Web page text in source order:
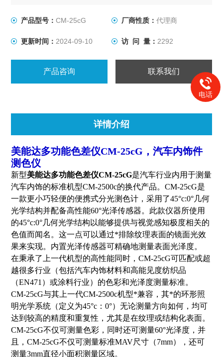
c/0度几何光学结构以能够提供与视觉感知极度相关的色彩
产品型号：CM-25cG 厂商性质： 代理商
更新时间： 2024-09-10 访 问 量： 2292
产品咨询 联系我们
详情介绍
美能达多功能色差仪CM-25cG ，汽车内饰件
测色仪
新型美能达多功能色差仪CM-25cG是汽车行业内用于测量
汽车内饰的标准机型CM-2500c的换代产品。CM-25cG是
一款更小巧轻便的便携式分光测色计，采用了45°c:0°几何
光学结构并配备高性能60°光泽传感器。此款仪器所使用
的45°c:0°几何光学结构以能够提供与视觉感知极度相关的
色值而闻名。这一点可以通过*排除纹理表面的镜面光效
果来实现。内置光泽传感器可精确地测量表面光泽度。
在秉承了上一代机型的高性能同时，CM-25cG可匹配或超
越很多行业（包括汽车内饰材料和高能见度纺织品
（EN471）或涂料行业）的色彩和光泽度测量标准。
CM-25cG与其上一代CM-2500c机型*兼容，其*的环形照
明光学系统（定义为45°c：0°）无论测量方向如何，均可
达到较高的精度和重复性，尤其是在纹理或结构化表面。
CM-25cG不仅可测量色彩，同时还可测量60°光泽度，并
且，CM-25cG不仅可测量标准MAV尺寸（7mm），还可
测量3mm直径小面积测量区域。
电话